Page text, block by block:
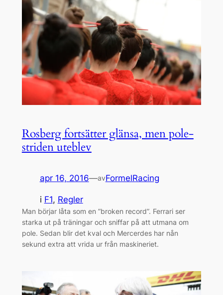
Rosberg fortsätter glänsa, men pole-
striden uteblev
apr 16, 2016—avFormelRacing
i F1, Regler
Man börjar låta som en ”broken record”. Ferrari ser
starka ut på träningar och sniffar på att utmana om
pole. Sedan blir det kval och Mercerdes har nån
sekund extra att vrida ur från maskineriet.